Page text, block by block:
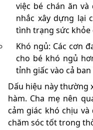
việc bé chán ăn
nhắc xây dựng lại
tình trạng sức khỏe
Khó ngủ: Các cơn
cho bé khó ngủ
tỉnh giấc vào cả
Dấu hiệu này thường
hàm. Cha mẹ nên
cảm giác khó chịu
chăm sóc tốt trong